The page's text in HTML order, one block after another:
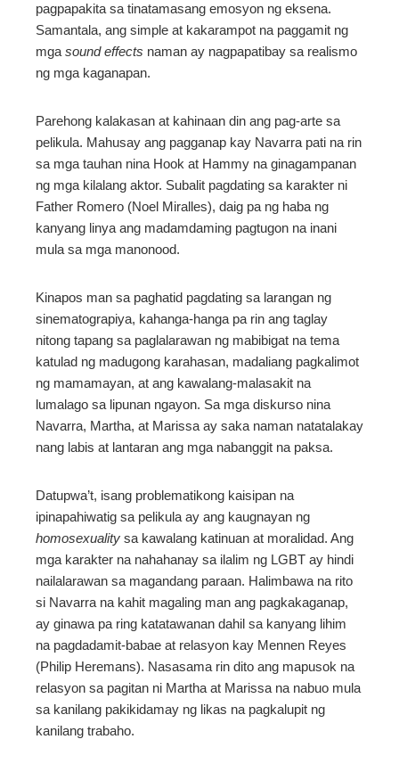
pagpapakita sa tinatamasang emosyon ng eksena.
Samantala, ang simple at kakarampot na paggamit ng
mga sound effects naman ay nagpapatibay sa realismo
ng mga kaganapan.
Parehong kalakasan at kahinaan din ang pag-arte sa
pelikula. Mahusay ang pagganap kay Navarra pati na rin
sa mga tauhan nina Hook at Hammy na ginagampanan
ng mga kilalang aktor. Subalit pagdating sa karakter ni
Father Romero (Noel Miralles), daig pa ng haba ng
kanyang linya ang madamdaming pagtugon na inani
mula sa mga manonood.
Kinapos man sa paghatid pagdating sa larangan ng
sinematograpiya, kahanga-hanga pa rin ang taglay
nitong tapang sa paglalarawan ng mabibigat na tema
katulad ng madugong karahasan, madaliang pagkalimot
ng mamamayan, at ang kawalang-malasakit na
lumalago sa lipunan ngayon. Sa mga diskurso nina
Navarra, Martha, at Marissa ay saka naman natatalakay
nang labis at lantaran ang mga nabanggit na paksa.
Datupwa’t, isang problematikong kaisipan na
ipinapahiwatig sa pelikula ay ang kaugnayan ng
homosexuality sa kawalang katinuan at moralidad. Ang
mga karakter na nahahanay sa ilalim ng LGBT ay hindi
nailalarawan sa magandang paraan. Halimbawa na rito
si Navarra na kahit magaling man ang pagkakaganap,
ay ginawa pa ring katatawanan dahil sa kanyang lihim
na pagdadamit-babae at relasyon kay Mennen Reyes
(Philip Heremans). Nasasama rin dito ang mapusok na
relasyon sa pagitan ni Martha at Marissa na nabuo mula
sa kanilang pakikidamay ng likas na pagkalupit ng
kanilang trabaho.